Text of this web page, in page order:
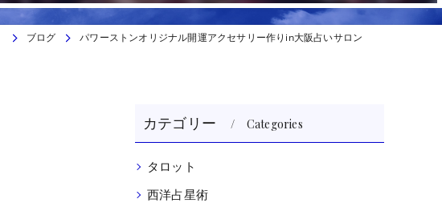
ブログ パワーストンオリジナル開運アクセサリー作りin大阪占いサロン
カテゴリー Categories
タロット
西洋占星術